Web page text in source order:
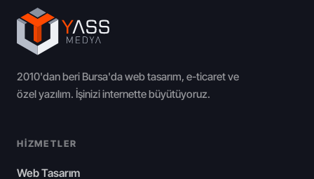
2010'dan beri Bursa'da web tasarım, e-ticaret ve
özel yazılım. İşinizi internette büyütüyoruz.
HIZMETLER
Web Tasarım